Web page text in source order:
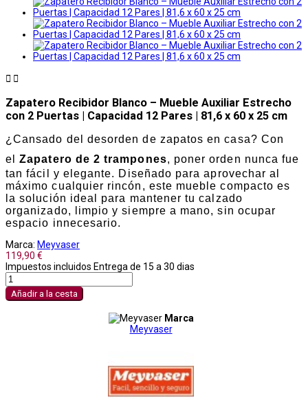
 
Zapatero Recibidor Blanco – Mueble Auxiliar Estrecho
con 2 Puertas | Capacidad 12 Pares | 81,6 x 60 x 25 cm
¿Cansado del desorden de zapatos en casa? Con
elZapatero de 2 trampones, poner orden nunca fue
tan fácil y elegante. Diseñado para aprovechar al
máximo cualquier rincón, este mueble compacto es
la solución ideal para mantener tu calzado
organizado, limpio y siempre a mano, sin ocupar
espacio innecesario.
Marca: Meyvaser
119,90 €
Impuestos incluidos Entrega de 15 a 30 dias
Añadir a la cesta
Marca
Meyvaser